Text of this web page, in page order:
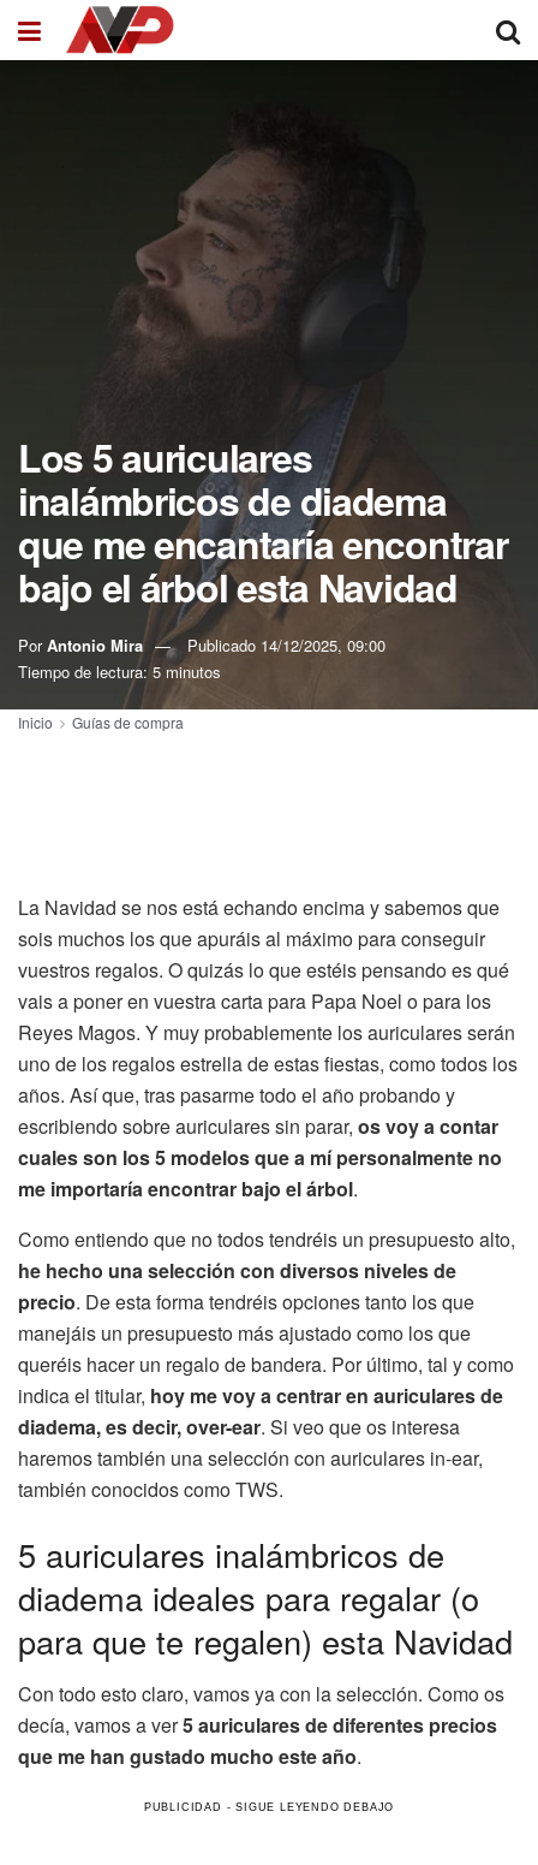
Los 5 auriculares
inalámbricos de diadema
que me encantaría encontrar
bajo el árbol esta Navidad
Por Antonio Mira Publicado 14/12/2025, 09:00
Tiempo de lectura: 5 minutos
Inicio Guías de compra
La Navidad se nos está echando encima y sabemos que
sois muchos los que apuráis al máximo para conseguir
vuestros regalos. O quizás lo que estéis pensando es qué
vais a poner en vuestra carta para Papa Noel o para los
Reyes Magos. Y muy probablemente los auriculares serán
uno de los regalos estrella de estas fiestas, como todos los
años. Así que, tras pasarme todo el año probando y
escribiendo sobre auriculares sin parar, os voy a contar
cuales son los 5 modelos que a mí personalmente no
me importaría encontrar bajo el árbol.
Como entiendo que no todos tendréis un presupuesto alto,
he hecho una selección con diversos niveles de
precio. De esta forma tendréis opciones tanto los que
manejáis un presupuesto más ajustado como los que
queréis hacer un regalo de bandera. Por último, tal y como
indica el titular, hoy me voy a centrar en auriculares de
diadema, es decir, over-ear. Si veo que os interesa
haremos también una selección con auriculares in-ear,
también conocidos como TWS.
5 auriculares inalámbricos de
diadema ideales para regalar (o
para que te regalen) esta Navidad
Con todo esto claro, vamos ya con la selección. Como os
decía, vamos a ver5 auriculares de diferentes precios
que me han gustado mucho este año.